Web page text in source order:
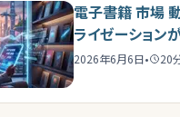
電子書籍 市場
ライゼーション
2026年6月6日• 20